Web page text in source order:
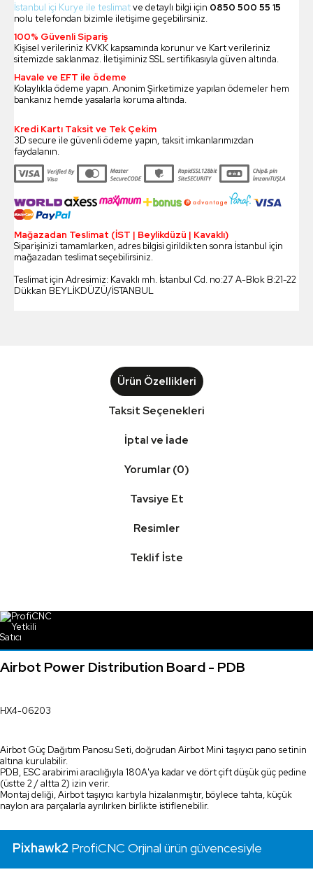
İstanbul içi Kurye ile teslimatve detaylı bilgi için 0850 500 55 15
nolu telefondan bizimle iletişime geçebilirsiniz.
100% Güvenli Sipariş
Kişisel verileriniz KVKK kapsamında korunur ve Kart verileriniz
sitemizde saklanmaz. İletişiminiz SSL sertifikasıyla güven altında.
Havale ve EFT ile ödeme
Kolaylıkla ödeme yapın. Anonim Şirketimize yapılan ödemeler hem
bankanız hemde yasalarla koruma altında.
Kredi Kartı Taksit ve Tek Çekim
3D secure ile güvenli ödeme yapın, taksit imkanlarımızdan
faydalanın.
Mağazadan Teslimat (İST | Beylikdüzü | Kavaklı)
Siparişinizi tamamlarken, adres bilgisi girildikten sonra İstanbul için
mağazadan teslimat seçebilirsiniz.
Teslimat için Adresimiz: Kavaklı mh. İstanbul Cd. no:27 A-Blok B:21-22
Dükkan BEYLİKDÜZÜ/İSTANBUL
Ürün Özellikleri
Taksit Seçenekleri
İptal ve İade
Yorumlar (0)
Tavsiye Et
Resimler
Teklif İste
Airbot Power Distribution Board - PDB
HX4-06203
Airbot Güç Dağıtım Panosu Seti, doğrudan Airbot Mini taşıyıcı pano setinin
altına kurulabilir.
PDB, ESC arabirimi aracılığıyla 180A'ya kadar ve dört çift düşük güç pedine
(üstte 2 / altta 2) izin verir.
Montaj deliği, Airbot taşıyıcı kartıyla hizalanmıştır, böylece tahta, küçük
naylon ara parçalarla ayrılırken birlikte istiflenebilir.
Pixhawk2 ProfiCNC Orjinal ürün güvencesiyle